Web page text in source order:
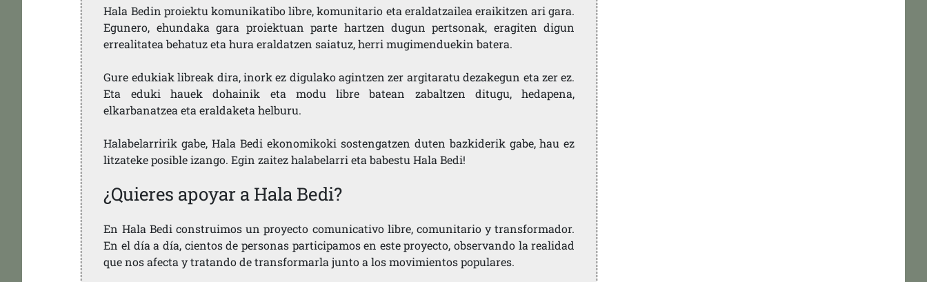
Hala Bedin proiektu komunikatibo libre, komunitario eta eraldatzailea eraikitzen ari gara.
Egunero, ehundaka gara proiektuan parte hartzen dugun pertsonak, eragiten digun
errealitatea behatuz eta hura eraldatzen saiatuz, herri mugimenduekin batera.
Gure edukiak libreak dira, inork ez digulako agintzen zer argitaratu dezakegun eta zer ez.
Eta eduki hauek dohainik eta modu libre batean zabaltzen ditugu, hedapena,
elkarbanatzea eta eraldaketa helburu.
Halabelarririk gabe, Hala Bedi ekonomikoki sostengatzen duten bazkiderik gabe, hau ez
litzateke posible izango. Egin zaitez halabelarri eta babestu Hala Bedi!
¿Quieres apoyar a Hala Bedi?
En Hala Bedi construimos un proyecto comunicativo libre, comunitario y transformador.
En el día a día, cientos de personas participamos en este proyecto, observando la realidad
que nos afecta y tratando de transformarla junto a los movimientos populares.